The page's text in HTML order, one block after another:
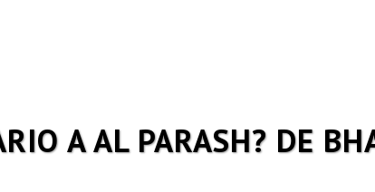
A AL PARASH? DE